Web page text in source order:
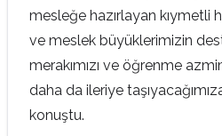
mesleğe hazırlayan kıymetli
ve meslek büyüklerimizin
merakımızı ve öğrenme
daha da ileriye
konuştu.